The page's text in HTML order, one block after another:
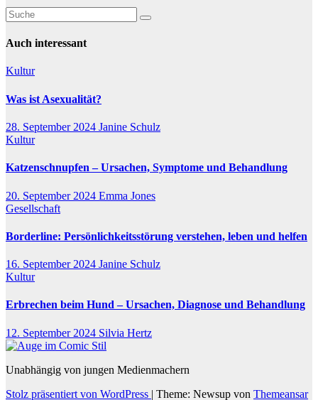
Auch interessant
Kultur
Was ist Asexualität?
28. September 2024 Janine Schulz
Kultur
Katzenschnupfen – Ursachen, Symptome und Behandlung
20. September 2024 Emma Jones
Gesellschaft
Borderline: Persönlichkeitsstörung verstehen, leben und helfen
16. September 2024 Janine Schulz
Kultur
Erbrechen beim Hund – Ursachen, Diagnose und Behandlung
12. September 2024 Silvia Hertz
Unabhängig von jungen Medienmachern
Stolz präsentiert von WordPress | Theme: Newsup von Themeansar